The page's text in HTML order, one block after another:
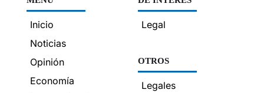
Inicio
Noticias
Opinión
Economía
Legal
OTROS
Legales